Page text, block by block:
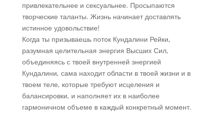
привлекательнее и сексуальнее. Просыпаются
творческие таланты. Жизнь начинает доставлять
истинное удовольствие!
Когда ты призываешь поток Кундалини Рейки,
разумная целительная энергия Высших Сил,
объединяясь с твоей внутренней энергией
Кундалини, сама находит области в твоей жизни и в
твоем теле, которые требуют исцеления и
балансировки, и наполняет их в наиболее
гармоничном объеме в каждый конкретный момент.